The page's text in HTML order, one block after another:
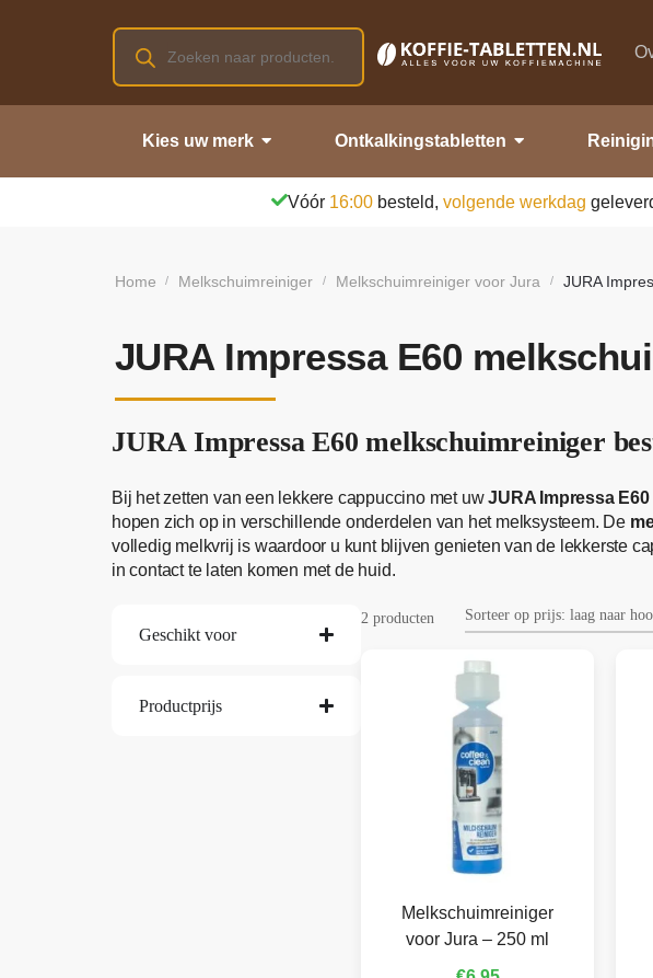
Kies uw merk Ontkalkingstabletten
Vóór 16:00 besteld, volgende werkdag
Home / Melkschuimreiniger / Melkschuimreiniger voor Jura / JURA
JURA Impressa E60
JURA Impressa E60 melkschuimreiniger
Bij het zetten van een lekkere cappuccino met uwJURA Impressa
hopen zich op in verschillende onderdelen van het melksysteem. De
volledig melkvrij is waardoor u kunt blijven genieten van de lekkerste
in contact te laten komen met de huid.
Geschikt voor
Productprijs
2 producten
Melkschuimreiniger
voor Jura – 250 ml